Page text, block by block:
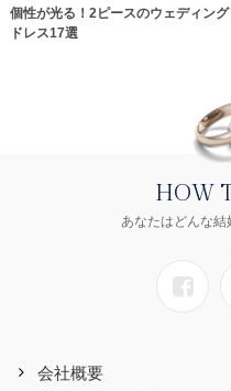
個性が光る！2ピースのウェディング
ドレス17選
HOW
あなたはどんな結
会社概要